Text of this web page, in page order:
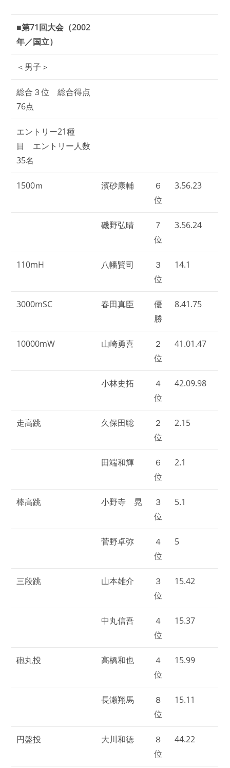
■第71回大会（2002
年／国立）
＜男子＞
総合３位 総合得点
76点
エントリー21種
目 エントリー人数
35名
1500ｍ 濱砂康輔
６
位
3.56.23
磯野弘晴
７
位
3.56.24
110mH 八幡賢司
３
位
14.1
3000mSC 春田真臣
優
勝
8.41.75
10000mW 山崎勇喜
２
位
41.01.47
小林史拓
４
位
42.09.98
走高跳 久保田聡
２
位
2.15
田端和輝
６
位
2.1
棒高跳 小野寺 晃
３
位
5.1
菅野卓弥
４
位
5
三段跳 山本雄介
３
位
15.42
中丸信吾
４
位
15.37
砲丸投 高橋和也
４
位
15.99
長瀬翔馬
８
位
15.11
円盤投 大川和徳
８
位
44.22